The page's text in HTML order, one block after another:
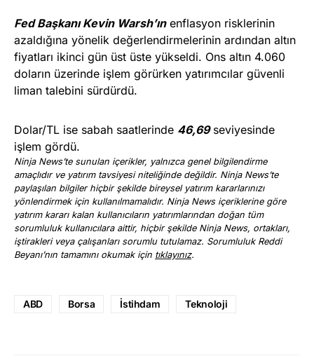
Fed Başkanı Kevin Warsh’ınenflasyon risklerinin
azaldığına yönelik değerlendirmelerinin ardından altın
fiyatları ikinci gün üst üste yükseldi. Ons altın 4.060
doların üzerinde işlem görürken yatırımcılar güvenli
liman talebini sürdürdü.
Dolar/TL ise sabah saatlerinde 46,69seviyesinde
işlem gördü.
Ninja News’te sunulan içerikler, yalnızca genel bilgilendirme
amaçlıdır ve yatırım tavsiyesi niteliğinde değildir. Ninja News’te
paylaşılan bilgiler hiçbir şekilde bireysel yatırım kararlarınızı
yönlendirmek için kullanılmamalıdır. Ninja News içeriklerine göre
yatırım kararı kalan kullanıcıların yatırımlarından doğan tüm
sorumluluk kullanıcılara aittir, hiçbir şekilde Ninja News, ortakları,
iştirakleri veya çalışanları sorumlu tutulamaz. Sorumluluk Reddi
Beyanı’nın tamamını okumak için tıklayınız.
ABD Borsa İstihdam Teknoloji